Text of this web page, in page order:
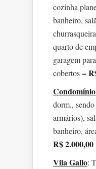
cozinha
banheiro,
quarto de
garagem
cobertos –
dorm.,
armários),
banheiro,
R$ 2.000,00
Vila Gallo: